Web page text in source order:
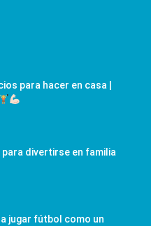
para hacer en casa |
divertirse en familia
jugar fútbol como un